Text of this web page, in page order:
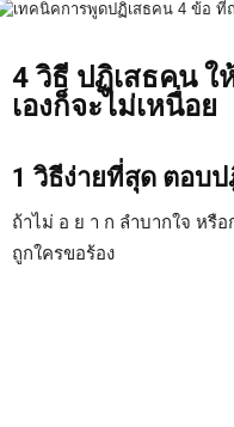
4 วิธี ปฏิเสธคน ใ
เองก็จะไม่เหนื่อย
1 วิธีง่ายที่สุด ตอบป
ถ้าไม่ อ ย า ก ลำบากใจ หรื
ถูกใครขอร้อง